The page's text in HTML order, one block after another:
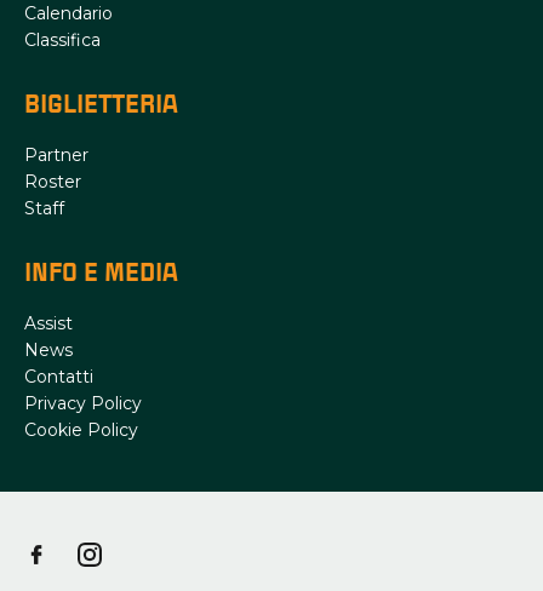
Calendario
Classifica
BIGLIETTERIA
Partner
Roster
Staff
INFO E MEDIA
Assist
News
Contatti
Privacy Policy
Cookie Policy